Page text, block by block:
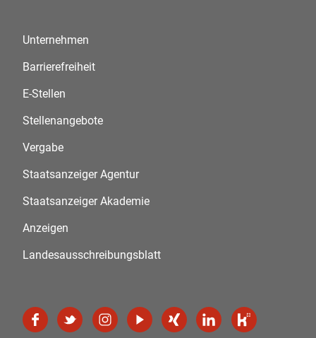
Unternehmen
Barrierefreiheit
E-Stellen
Stellenangebote
Vergabe
Staatsanzeiger Agentur
Staatsanzeiger Akademie
Anzeigen
Landesausschreibungsblatt